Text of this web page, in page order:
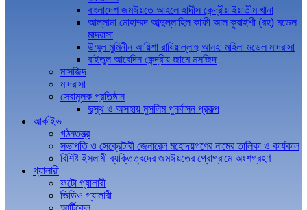
বাংলাদেশ জমঈয়তে আহলে হাদীস কেন্দ্রীয় ইয়াতীম খানা
আল্লামা মোহাম্মদ আব্দুল্লাহিল কাফী আল কুরাইশী (রহ) মডেল
মাদরাসা
উম্মুল মুমিনীন আয়িশা রাযিয়াল্লাহু আনহা মহিলা মডেল মাদরাসা
বাইতুল আবেদিন কেন্দ্রীয় জামে মসজিদ
মাসজিদ
মাদরাসা
সেবামূলক প্রতিষ্ঠান
দুস্থ ও অসহায় মুসলিম পুনর্বাসন প্রকল্প
আর্কাইভ
গঠনতন্ত্র
সভাপতি ও সেক্রেটারী জেনারেল মহোদয়গণের নামের তালিকা ও কার্যকাল
বিশিষ্ট ইসলামী ব্যক্তিত্বদের জমঈয়তের প্রোগ্রামে অংশগ্রহণ
গ্যালারী
ফটো গ্যালারী
ভিডিও গ্যালারী
আর্টিকেল